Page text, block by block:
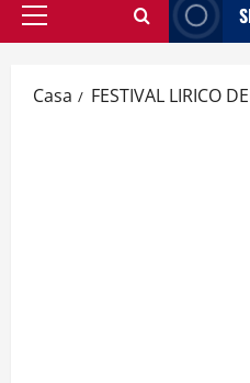
Menù
Casa FESTIVAL LIRICO